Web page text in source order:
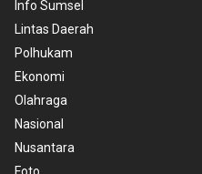
Info Sumsel
Lintas Daerah
Polhukam
Ekonomi
Olahraga
Nasional
Nusantara